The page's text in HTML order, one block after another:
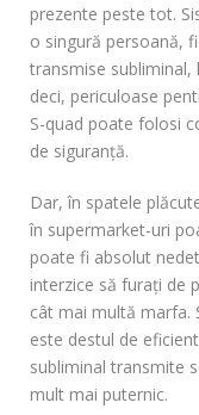
prezente peste tot.
o singură persoană,
transmise
deci, periculoase
S-quad poate folosi
de siguranţă.
Dar, în spatele
în supermarket-uri
poate fi absolut
interzice să furaţi de
cât mai multă marfa.
este destul de
subliminal transmite
mult mai puternic.